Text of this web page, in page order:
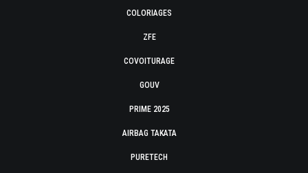
COLORIAGES
ZFE
COVOITURAGE
GOUV
PRIME 2025
AIRBAG TAKATA
PURETECH